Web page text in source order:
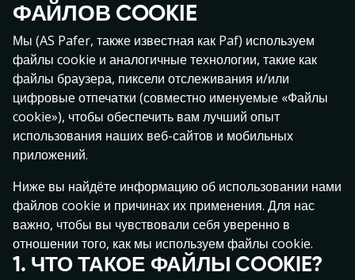
Troll Hunters Pirots 5 Pachinko Linko 5
Rise of Olympus Extreme
Stick'em RIP City
ФАЙЛОВ COOKIE
Мы (AS Pafer, также известная как Paf) используем
файлы cookie и аналогичные технологии, такие как
файлы браузера, пиксели отслеживания и/или
цифровые отпечатки (совместно именуемые «Файлы
cookie»), чтобы обеспечить вам лучший опыт
использования наших веб-сайтов и мобильных
приложений.
Ниже вы найдёте информацию об использовании нами
файлов cookie и причинах их применения. Для нас
важно, чтобы вы чувствовали себя уверенно в
отношении того, как мы используем файлы cookie.
1. ЧТО ТАКОЕ ФАЙЛЫ COOKIE?